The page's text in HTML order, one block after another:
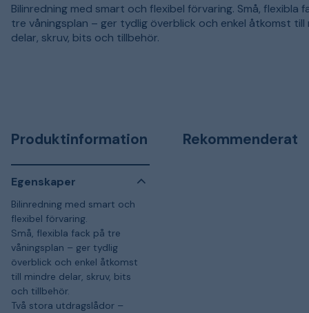
Bilinredning med smart och flexibel förvaring. Små, flexibla
tre våningsplan – ger tydlig överblick och enkel åtkomst till
delar, skruv, bits och tillbehör.
Produktinformation
Egenskaper
Bilinredning med smart och
flexibel förvaring.
Små, flexibla fack på tre
våningsplan – ger tydlig
överblick och enkel åtkomst
till mindre delar, skruv, bits
och tillbehör.
Två stora utdragslådor –
Rekommenderat